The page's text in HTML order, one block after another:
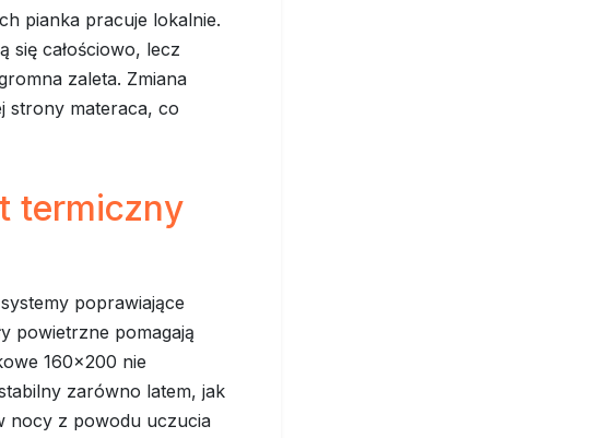
pianka pracuje lokalnie.
się całościowo, lecz
zaleta. Zmiana
strony materaca, co
termiczny
poprawiające
powietrzne pomagają
160x200 nie
zarówno latem, jak
nocy z powodu uczucia